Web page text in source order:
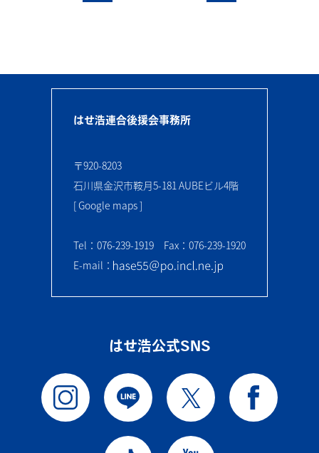
はせ浩連合後援会事務所
〒920-8203
石川県金沢市鞍月5-181 AUBEビル4階
[ Google maps ]
Tel：076-239-1919 Fax：076-239-1920
E-mail：
はせ浩公式SNS